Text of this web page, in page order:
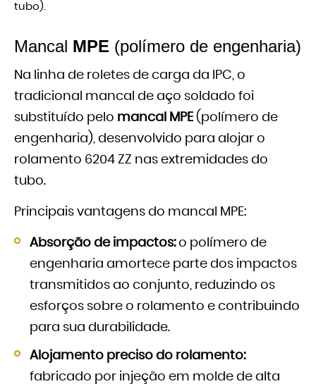
tubo).
Mancal MPE (polímero de engenharia)
Na linha de roletes de carga da IPC, o
tradicional mancal de aço soldado foi
substituído pelo mancal MPE (polímero de
engenharia), desenvolvido para alojar o
rolamento 6204 ZZ nas extremidades do
tubo.
Principais vantagens do mancal MPE:
Absorção de impactos:o polímero de
engenharia amortece parte dos impactos
transmitidos ao conjunto, reduzindo os
esforços sobre o rolamento e contribuindo
para sua durabilidade.
Alojamento preciso do rolamento:
fabricado por injeção em molde de alta